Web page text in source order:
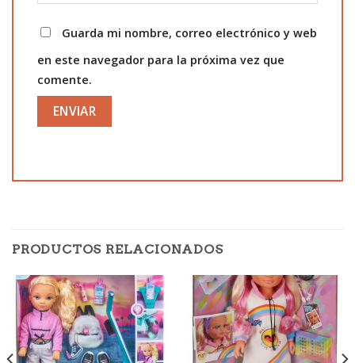
Guarda mi nombre, correo electrónico y web
en este navegador para la próxima vez que
comente.
PRODUCTOS RELACIONADOS